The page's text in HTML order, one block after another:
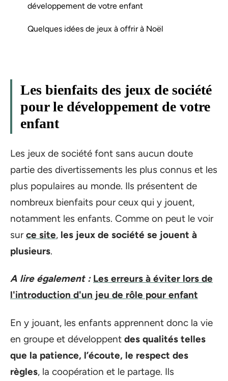
développement de votre enfant
Quelques idées de jeux à offrir à Noël
Les bienfaits des jeux de société
pour le développement de votre
enfant
Les jeux de société font sans aucun doute
partie des divertissements les plus connus et les
plus populaires au monde. Ils présentent de
nombreux bienfaits pour ceux qui y jouent,
notamment les enfants. Comme on peut le voir
surce site, les jeux de société se jouent à
plusieurs.
A lire également : Les erreurs à éviter lors de
l'introduction d'un jeu de rôle pour enfant
En y jouant, les enfants apprennent donc la vie
en groupe et développent des qualités telles
que la patience, l’écoute, le respect des
règles, la coopération et le partage. Ils